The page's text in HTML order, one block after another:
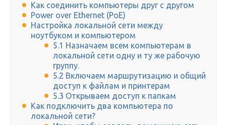
Как соединить компьютеры друг с другом
Power over Ethernet (PoE)
Настройка локальной сети между
ноутбуком и компьютером
5.1 Назначаем всем компьютерам в
локальной сети одну и ту же рабочую
группу.
5.2 Включаем маршрутизацию и общий
доступ к файлам и принтерам
5.3 Открываем доступ к папкам
Как подключить два компьютера по
локальной сети?